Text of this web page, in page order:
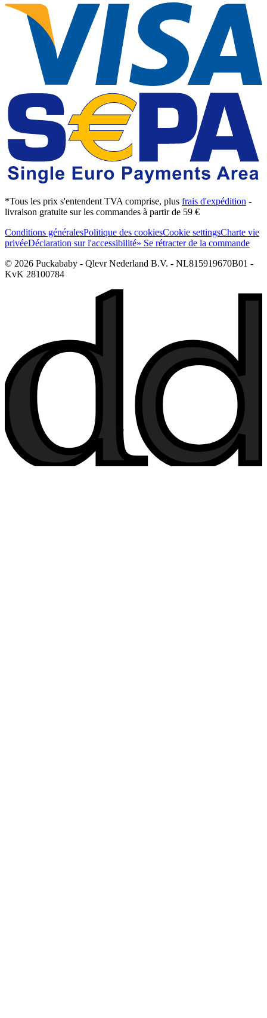
*Tous les prix s'entendent TVA comprise, plus frais d'expédition -
livraison gratuite sur les commandes à partir de 59 €
Conditions généralesPolitique des cookiesCookie settingsCharte vie
privéeDéclaration sur l'accessibilité» Se rétracter de la commande
© 2026 Puckababy - Qlevr Nederland B.V. - NL815919670B01 -
KvK 28100784